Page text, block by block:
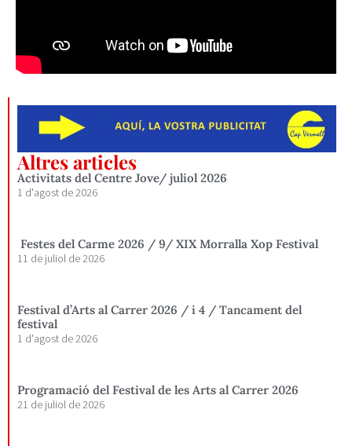
Altres articles
Activitats del Centre Jove/ juliol 2026
1 d'agost de 2026
Festes del Carme 2026 / 9/ XIX Morralla Xop Festival
11 de juliol de 2026
Festival d’Arts al Carrer 2026 / i 4 / Tancament del
festival
1 d'agost de 2026
Programació del Festival de les Arts al Carrer 2026
21 de juliol de 2026